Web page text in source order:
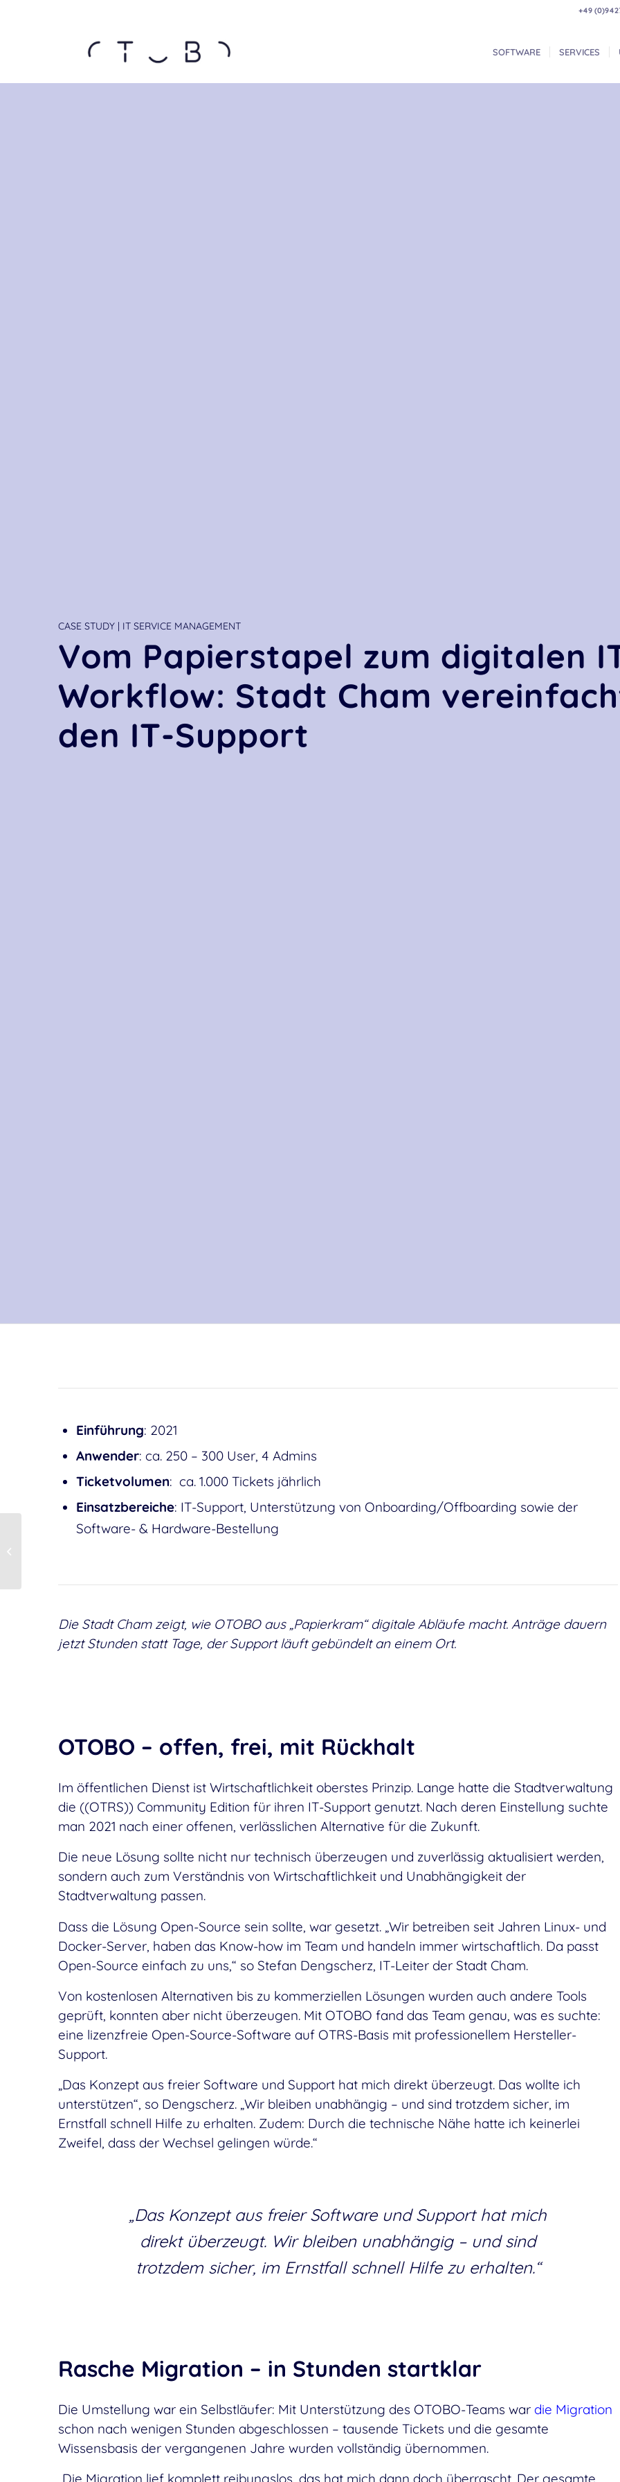
+49
SOFTWARE SERVICES
CASE STUDY | IT SERVICE MANAGEMENT
Vom Papierstapel zum digitalen
Workflow: Stadt Cham
den IT-Support
Einführung: 2021
Anwender: ca. 250 – 300 User, 4 Admins
Ticketvolumen: ca. 1.000 Tickets jährlich
Einsatzbereiche: IT-Support, Unterstützung von Onboarding/Offboarding sowie der
Software- & Hardware-Bestellung
Die Stadt Cham zeigt, wie OTOBO aus „Papierkram“ digitale Abläufe macht. Anträge dauern
jetzt Stunden statt Tage, der Support läuft gebündelt an einem Ort.
OTOBO – offen, frei, mit Rückhalt
Im öffentlichen Dienst ist Wirtschaftlichkeit oberstes Prinzip. Lange hatte die Stadtverwaltung
die ((OTRS)) Community Edition für ihren IT-Support genutzt. Nach deren Einstellung suchte
man 2021 nach einer offenen, verlässlichen Alternative für die Zukunft.
Die neue Lösung sollte nicht nur technisch überzeugen und zuverlässig aktualisiert werden,
sondern auch zum Verständnis von Wirtschaftlichkeit und Unabhängigkeit der
Stadtverwaltung passen.
Dass die Lösung Open-Source sein sollte, war gesetzt. „Wir betreiben seit Jahren Linux- und
Docker-Server, haben das Know-how im Team und handeln immer wirtschaftlich. Da passt
Open-Source einfach zu uns,“ so Stefan Dengscherz, IT-Leiter der Stadt Cham.
Von kostenlosen Alternativen bis zu kommerziellen Lösungen wurden auch andere Tools
geprüft, konnten aber nicht überzeugen. Mit OTOBO fand das Team genau, was es suchte:
eine lizenzfreie Open-Source-Software auf OTRS-Basis mit professionellem Hersteller-
Support.
„Das Konzept aus freier Software und Support hat mich direkt überzeugt. Das wollte ich
unterstützen“, so Dengscherz. „Wir bleiben unabhängig – und sind trotzdem sicher, im
Ernstfall schnell Hilfe zu erhalten. Zudem: Durch die technische Nähe hatte ich keinerlei
Zweifel, dass der Wechsel gelingen würde.“
„Das Konzept aus freier Software und Support hat mich
direkt überzeugt. Wir bleiben unabhängig – und sind
trotzdem sicher, im Ernstfall schnell Hilfe zu erhalten.“
Rasche Migration – in Stunden startklar
Die Umstellung war ein Selbstläufer: Mit Unterstützung des OTOBO-Teams war die Migration
schon nach wenigen Stunden abgeschlossen – tausende Tickets und die gesamte
Wissensbasis der vergangenen Jahre wurden vollständig übernommen.
ISO-konform,
Stadtwerken...